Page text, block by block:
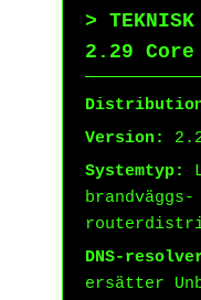
>
2.29 Core
Version:
Systemtyp:
brandväggs-
DNS-
ersätter